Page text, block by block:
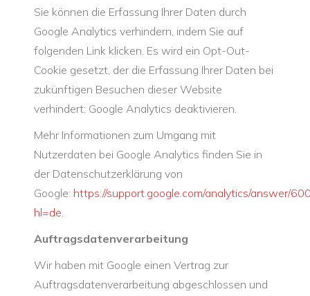
Sie können die Erfassung Ihrer Daten durch
Google Analytics verhindern, indem Sie auf
folgenden Link klicken. Es wird ein Opt-Out-
Cookie gesetzt, der die Erfassung Ihrer Daten bei
zukünftigen Besuchen dieser Website
verhindert: Google Analytics deaktivieren.
Mehr Informationen zum Umgang mit
Nutzerdaten bei Google Analytics finden Sie in
der Datenschutzerklärung von
Google: https://support.google.com/analytics/answer/
hl=de.
Auftragsdatenverarbeitung
Wir haben mit Google einen Vertrag zur
Auftragsdatenverarbeitung abgeschlossen und